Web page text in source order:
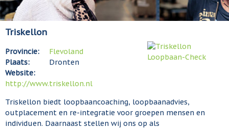
Triskellon
Provincie:
Flevoland
Plaats:
Dronten
Website:
http://www.triskellon.nl
Triskellon biedt loopbaancoaching, loopbaanadvies,
outplacement en re-integratie voor groepen mensen en
individuen. Daarnaast stellen wij ons op als